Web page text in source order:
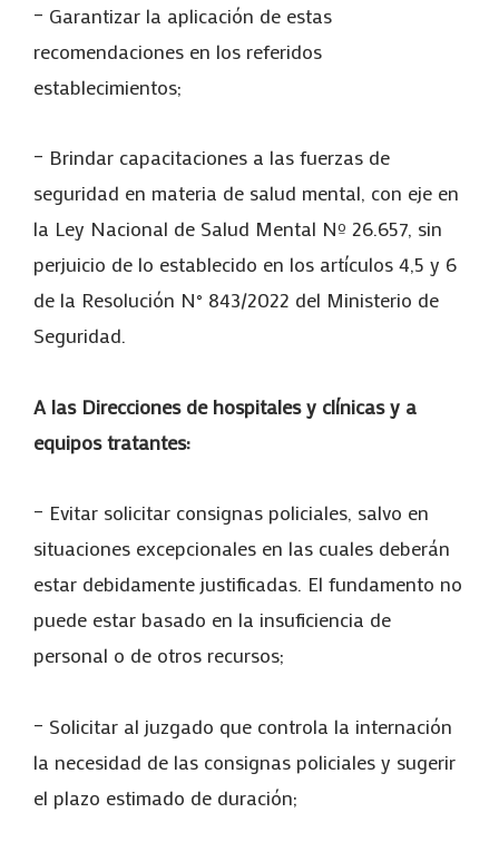
– Garantizar la aplicación de estas
recomendaciones en los referidos
establecimientos;
– Brindar capacitaciones a las fuerzas de
seguridad en materia de salud mental, con eje en
la Ley Nacional de Salud Mental Nº 26.657, sin
perjuicio de lo establecido en los artículos 4,5 y 6
de la Resolución N° 843/2022 del Ministerio de
Seguridad.
A las Direcciones de hospitales y clínicas y a
equipos tratantes:
– Evitar solicitar consignas policiales, salvo en
situaciones excepcionales en las cuales deberán
estar debidamente justificadas. El fundamento no
puede estar basado en la insuficiencia de
personal o de otros recursos;
– Solicitar al juzgado que controla la internación
la necesidad de las consignas policiales y sugerir
el plazo estimado de duración;